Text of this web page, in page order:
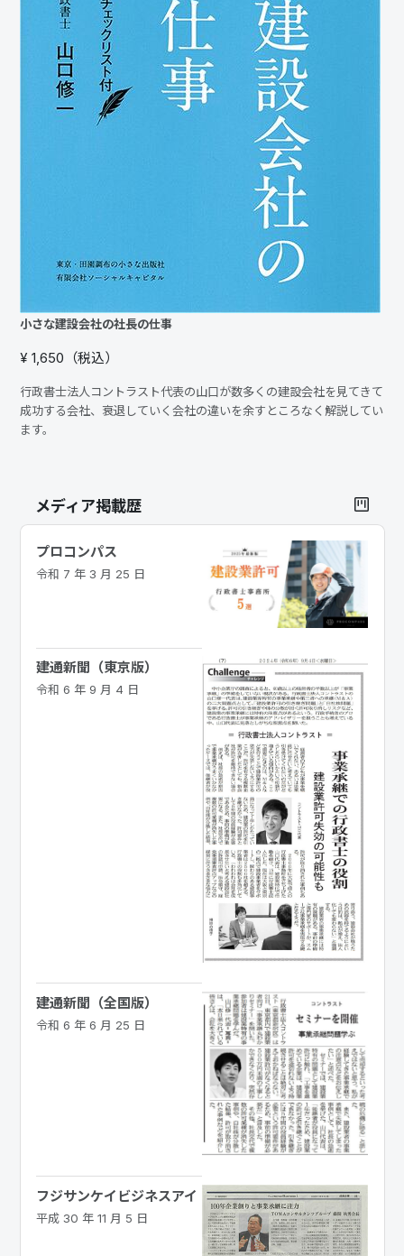
小さな建設会社の社長の仕事
¥ 1,650（税込）
行政書士法人コントラスト代表の山口が数多くの建設会社を見てきて
成功する会社、衰退していく会社の違いを余すところなく解説してい
ます。
メディア掲載歴
プロコンパス
令和 7 年 3 月 25 日
建通新聞（東京版）
令和 6 年 9 月 4 日
建通新聞（全国版）
令和 6 年 6 月 25 日
フジサンケイビジネスアイ
平成 30 年 11 月 5 日